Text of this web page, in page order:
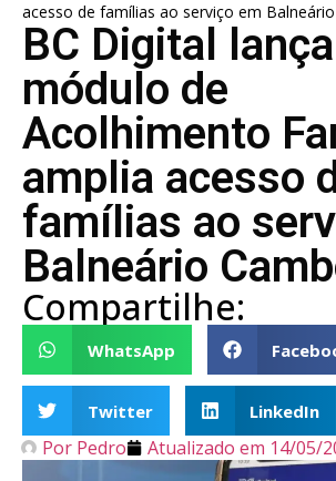
acesso de famílias ao serviço em
BC Digital lança
módulo de
Acolhimento
amplia acesso
famílias ao
Balneário
Compartilhe:
WhatsApp
Twitter LinkedIn
Por Pedro Atualizado em 14/05/